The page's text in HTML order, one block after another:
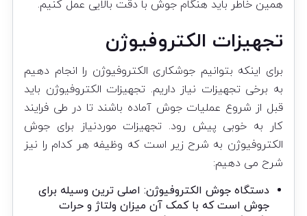
همین خاطر باید هنگام جوش با دقت بالایی عمل کنیم.
تجهیزات الکتروفیوژن
برای اینکه بتوانیم جوشکاری الکتروفیوژن را انجام دهیم
به برخی تجهیزات نیاز داریم. تجهیزات الکتروفیوژن باید
قبل از شروع عملیات جوش آماده باشند تا در طی فرایند
کار به خوبی پیش رود. تجهیزات موردنیاز برای جوش
الکتروفیوژن به شرح زیر است که وظیفه هر کدام را نیز
شرح می دهیم:
دستگاه جوش الکتروفیوژن: اصلی ترین وسیله برای
جوش است که با کمک آن میزان ولتاژ و حرات